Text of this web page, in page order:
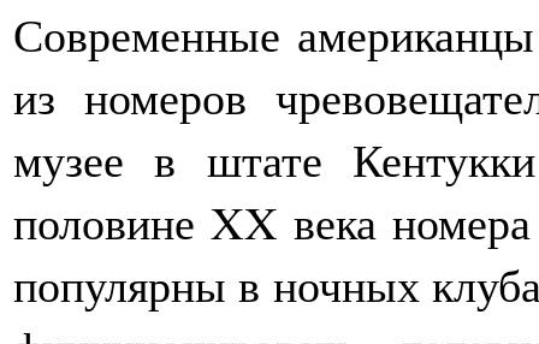
Современные американцы
из номеров
музее в штате
половине XX века
популярны в ночных